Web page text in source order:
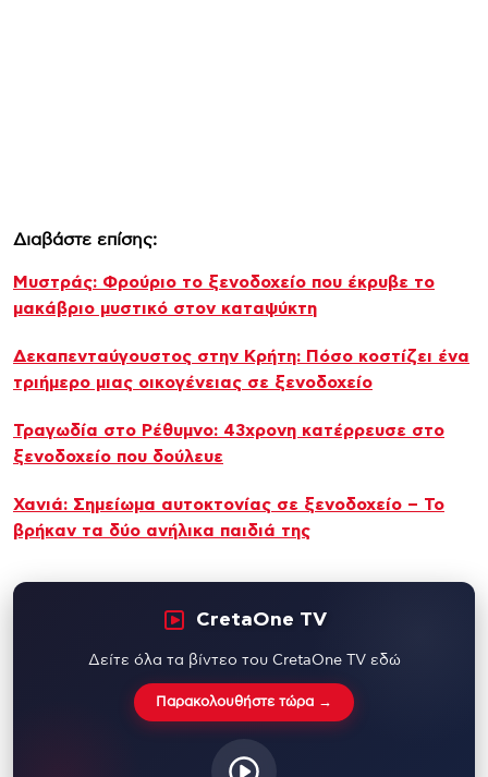
Διαβάστε επίσης:
Μυστράς: Φρούριο το ξενοδοχείο που έκρυβε το
μακάβριο μυστικό στον καταψύκτη
Δεκαπενταύγουστος στην Κρήτη: Πόσο κοστίζει ένα
τριήμερο μιας οικογένειας σε ξενοδοχείο
Τραγωδία στο Ρέθυμνο: 43χρονη κατέρρευσε στο
ξενοδοχείο που δούλευε
Χανιά: Σημείωμα αυτοκτονίας σε ξενοδοχείο – Το
βρήκαν τα δύο ανήλικα παιδιά της
CretaOne TV
Δείτε όλα τα βίντεο του CretaOne TV εδώ
Παρακολουθήστε τώρα →